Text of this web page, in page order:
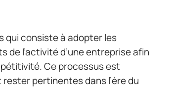
qui consiste à adopter les
de l’activité d’une entreprise afin
Ce processus est
pertinentes dans l’ère du